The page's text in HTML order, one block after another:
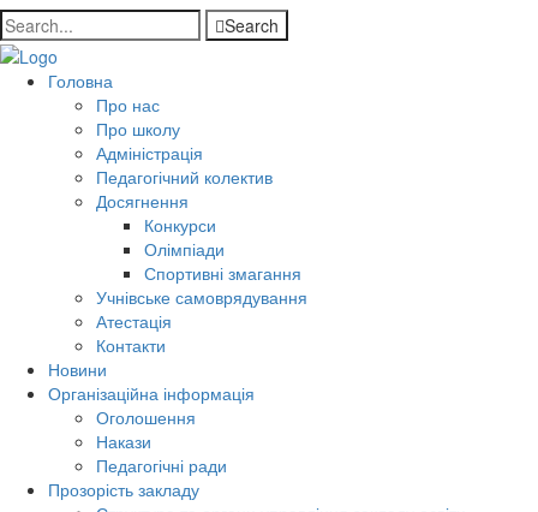
Search
Головна
Про нас
Про школу
Адміністрація
Педагогічний колектив
Досягнення
Конкурси
Олімпіади
Спортивні змагання
Учнівське самоврядування
Атестація
Контакти
Новини
Організаційна інформація
Оголошення
Накази
Педагогічні ради
Прозорість закладу